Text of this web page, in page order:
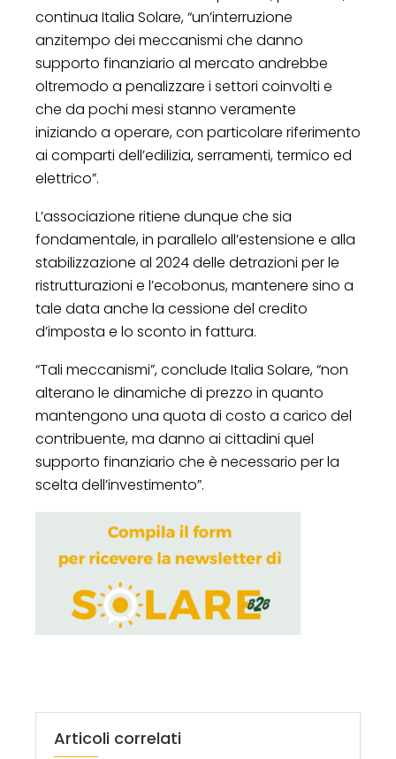
continua Italia Solare, “un’interruzione
anzitempo dei meccanismi che danno
supporto finanziario al mercato andrebbe
oltremodo a penalizzare i settori coinvolti e
che da pochi mesi stanno veramente
iniziando a operare, con particolare riferimento
ai comparti dell’edilizia, serramenti, termico ed
elettrico”.
L’associazione ritiene dunque che sia
fondamentale, in parallelo all’estensione e alla
stabilizzazione al 2024 delle detrazioni per le
ristrutturazioni e l’ecobonus, mantenere sino a
tale data anche la cessione del credito
d’imposta e lo sconto in fattura.
“Tali meccanismi”, conclude Italia Solare, “non
alterano le dinamiche di prezzo in quanto
mantengono una quota di costo a carico del
contribuente, ma danno ai cittadini quel
supporto finanziario che è necessario per la
scelta dell’investimento”.
Articoli correlati